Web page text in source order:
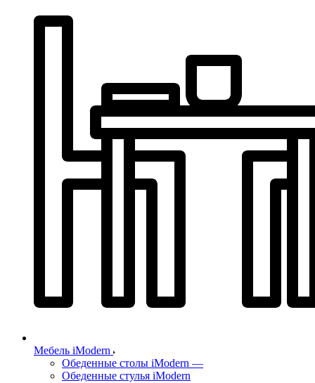
Мебель iModern
Обеденные столы iModern —
Обеденные стулья iModern